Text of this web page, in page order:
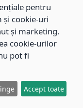
lucrări de interes
709/2020 privind
şi Funcţionare
pentru
și cookie-uri
și marketing.
cookie-urilor
pot fi
Accept toate